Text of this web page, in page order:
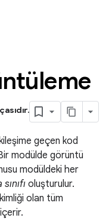
.
geçen kod
modülde görüntü
modüldeki her
oluşturulur.
olan tüm